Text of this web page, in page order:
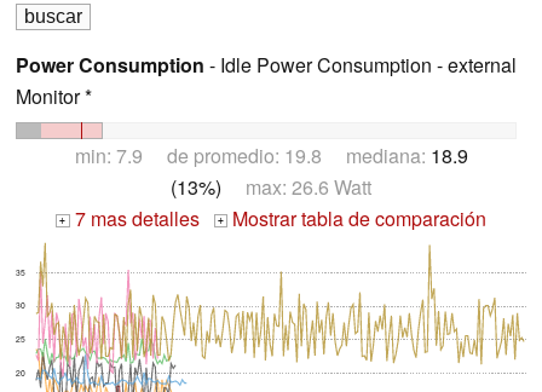
Power Consumption - Idle Power Consumption - external
Monitor *
min: 7.9 de promedio: 19.8 mediana: 18.9
(13%) max: 26.6 Watt
+ 7 mas detalles + Mostrar tabla de comparación
20
25
30
35